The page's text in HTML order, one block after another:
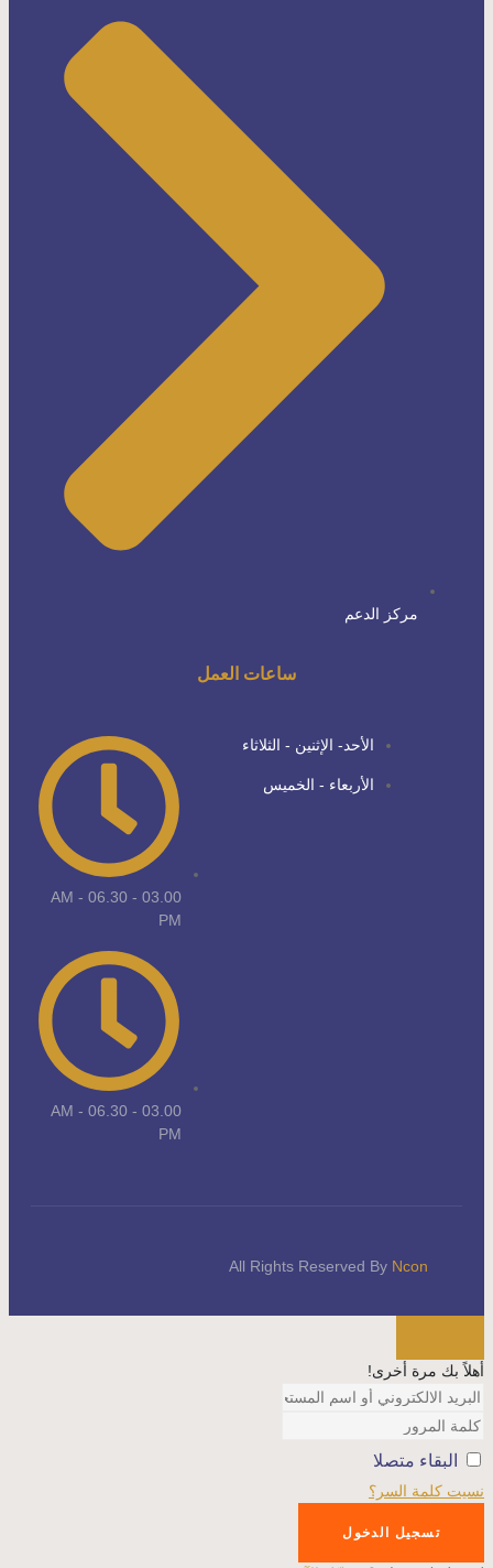
مركز الدعم
ساعات العمل
الأحد- الإثنين - الثلاثاء
الأربعاء - الخميس
03.00 AM - 06.30 -
PM
03.00 AM - 06.30 -
PM
All Rights Reserved By Ncon
أهلاً بك مرة أخرى!
البقاء متصلا
نسيت كلمة السر؟
تسجيل الدخول